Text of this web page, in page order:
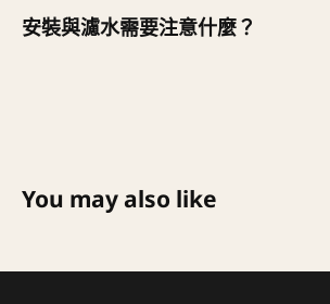
5A、熱水主機 220V 15A。
安裝與濾水需要注意什麼？
You may also like